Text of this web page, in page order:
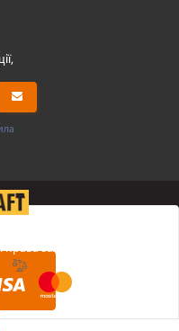
права захищенні